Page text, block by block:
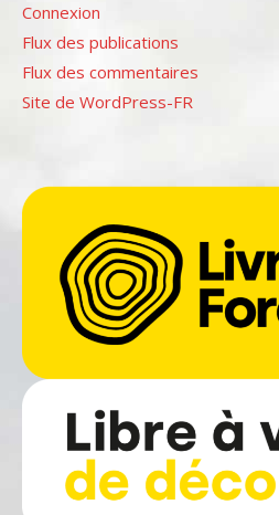
Connexion
Flux des publications
Flux des commentaires
Site de WordPress-FR